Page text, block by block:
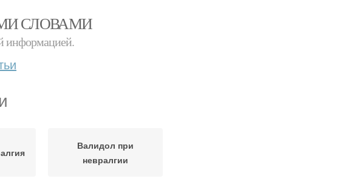
СЛОВАМИ
информацией.
Валидол при
невралгии